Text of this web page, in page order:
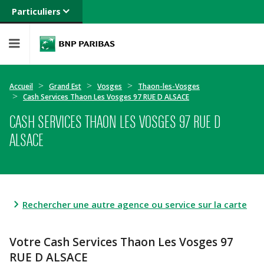
Particuliers
Banque privée
Entreprises
Accueil Grand Est Vosges
Thaon-les-Vosges
Cash Services Thaon Les Vosges 97 RUE D ALSACE
CASH SERVICES THAON LES VOSGES 97 RUE D
ALSACE
Rechercher une autre agence ou service sur la carte
Votre Cash Services Thaon Les Vosges 97
RUE D ALSACE